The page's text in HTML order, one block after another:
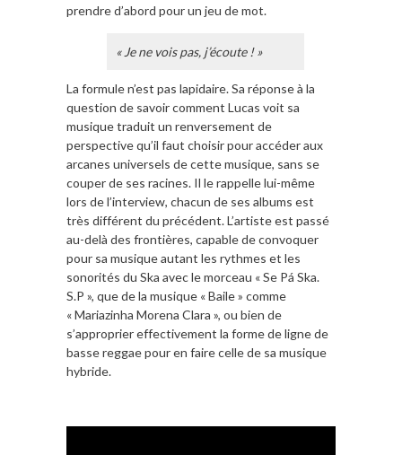
prendre d’abord pour un jeu de mot.
« Je ne vois pas, j’écoute ! »
La formule n’est pas lapidaire. Sa réponse à la
question de savoir comment Lucas voit sa
musique traduit un renversement de
perspective qu’il faut choisir pour accéder aux
arcanes universels de cette musique, sans se
couper de ses racines. Il le rappelle lui-même
lors de l’interview, chacun de ses albums est
très différent du précédent. L’artiste est passé
au-delà des frontières, capable de convoquer
pour sa musique autant les rythmes et les
sonorités du Ska avec le morceau « Se Pá Ska.
S.P », que de la musique « Baile » comme
« Mariazinha Morena Clara », ou bien de
s’approprier effectivement la forme de ligne de
basse reggae pour en faire celle de sa musique
hybride.